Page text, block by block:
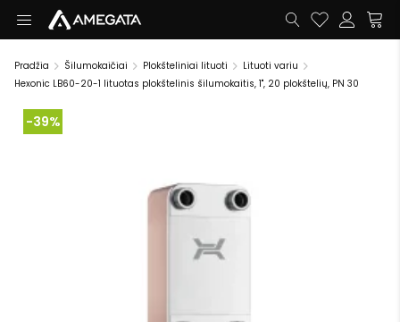
Pradžia Šilumokaičiai Plokšteliniai lituoti
Lituoti variu
Hexonic LB60-20-1 lituotas plokštelinis šilumokaitis, 1", 20 plokštelių, PN 30
-39%